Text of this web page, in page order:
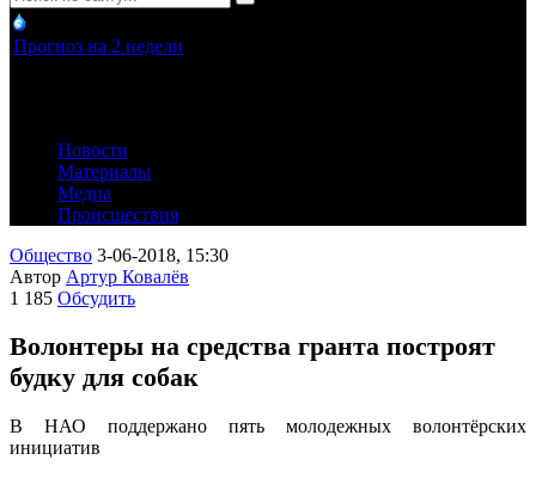
Прогноз на 2 недели
Новости
Материалы
Медиа
Происшествия
Общество 3-06-2018, 15:30
Автор Артур Ковалёв
1 185 Обсудить
Волонтеры на средства гранта построят
будку для собак
В НАО поддержано пять молодежных волонтёрских
инициатив